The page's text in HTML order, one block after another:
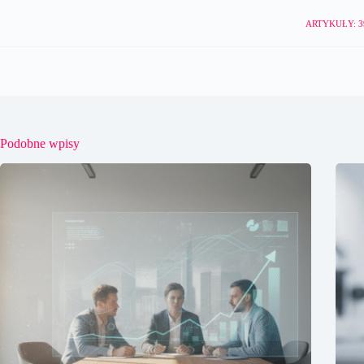
ARTYKUŁY:
Podobne wpisy